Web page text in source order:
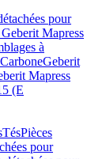
pour
Mapress
à
Geberit
Mapress
(E
TésPièces
pour